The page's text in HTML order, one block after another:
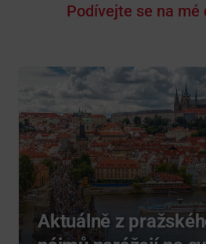
Podívejte se na mé
Aktuálně z